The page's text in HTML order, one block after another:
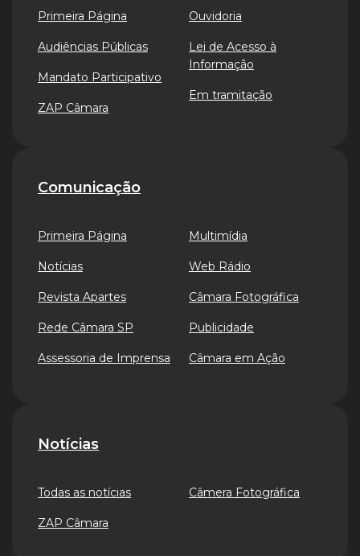
Primeira Página
Audiências Públicas
Mandato Participativo
ZAP Câmara
Ouvidoria
Lei de Acesso à
Informação
Em tramitação
Comunicação
Primeira Página
Notícias
Revista Apartes
Rede Câmara SP
Assessoria de Imprensa
Multimídia
Web Rádio
Câmara Fotográfica
Publicidade
Câmara em Ação
Notícias
Todas as notícias
ZAP Câmara
Câmera Fotográfica